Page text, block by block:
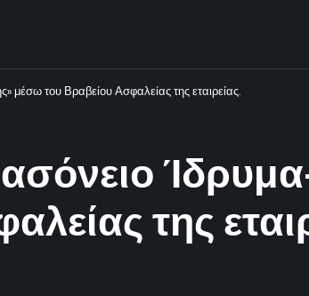
μέσω του Βραβείου Ασφαλείας της εταιρείας.
της